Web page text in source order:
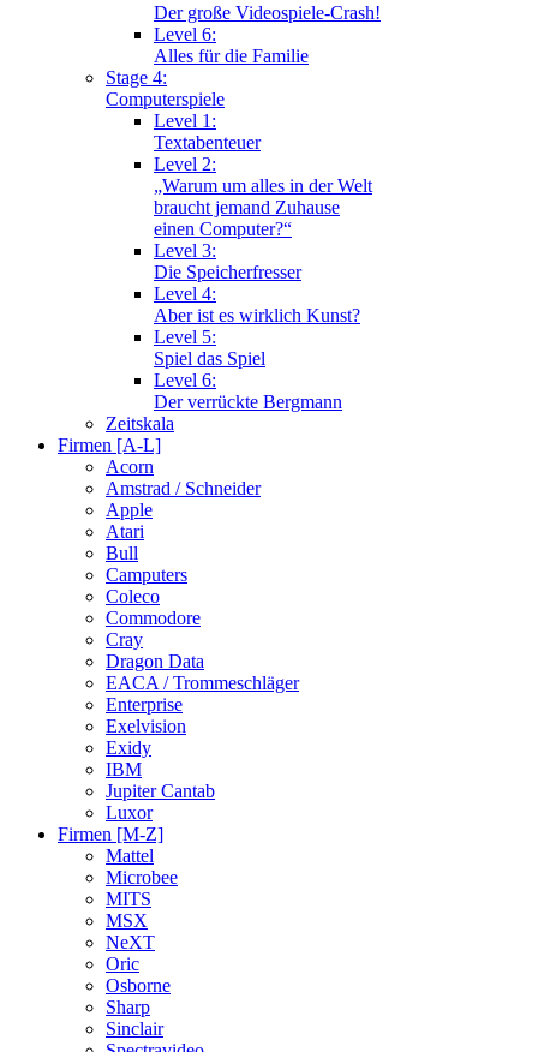
Der große Videospiele-Crash!
Level 6:
Alles für die Familie
Stage 4:
Computerspiele
Level 1:
Textabenteuer
Level 2:
„Warum um alles in der Welt
braucht jemand Zuhause
einen Computer?“
Level 3:
Die Speicherfresser
Level 4:
Aber ist es wirklich Kunst?
Level 5:
Spiel das Spiel
Level 6:
Der verrückte Bergmann
Zeitskala
Firmen [A-L]
Acorn
Amstrad / Schneider
Apple
Atari
Bull
Camputers
Coleco
Commodore
Cray
Dragon Data
EACA / Trommeschläger
Enterprise
Exelvision
Exidy
IBM
Jupiter Cantab
Luxor
Firmen [M-Z]
Mattel
Microbee
MITS
MSX
NeXT
Oric
Osborne
Sharp
Sinclair